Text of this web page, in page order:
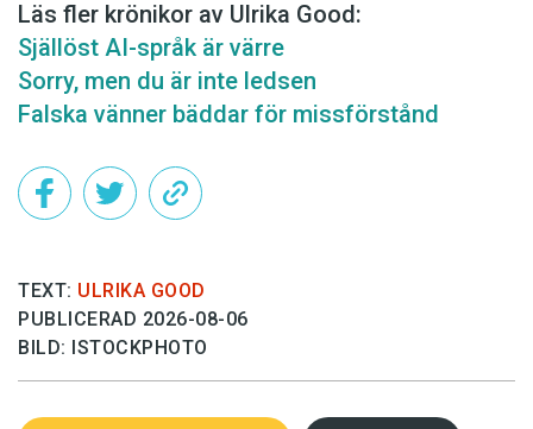
Läs fler krönikor av Ulrika Good:
Själlöst AI-språk är värre
Sorry, men du är inte ledsen
Falska vänner bäddar för missförstånd
TEXT: ULRIKA GOOD
PUBLICERAD 2026-08-06
BILD: ISTOCKPHOTO